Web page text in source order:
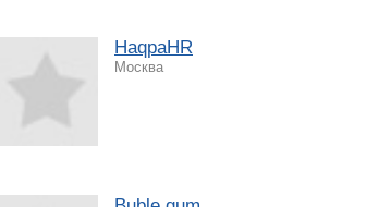
HaqpaHR
Москва